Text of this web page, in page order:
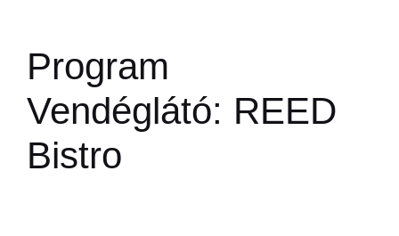
Program
Vendéglátó: REED
Bistro